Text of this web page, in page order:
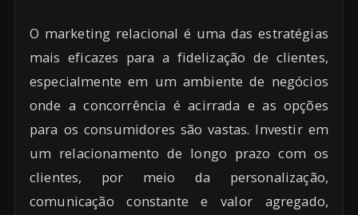
O marketing relacional é uma das estratégias
mais eficazes para a fidelização de clientes,
especialmente em um ambiente de negócios
onde a concorrência é acirrada e as opções
para os consumidores são vastas. Investir em
um relacionamento de longo prazo com os
clientes, por meio da personalização,
comunicação constante e valor agregado,